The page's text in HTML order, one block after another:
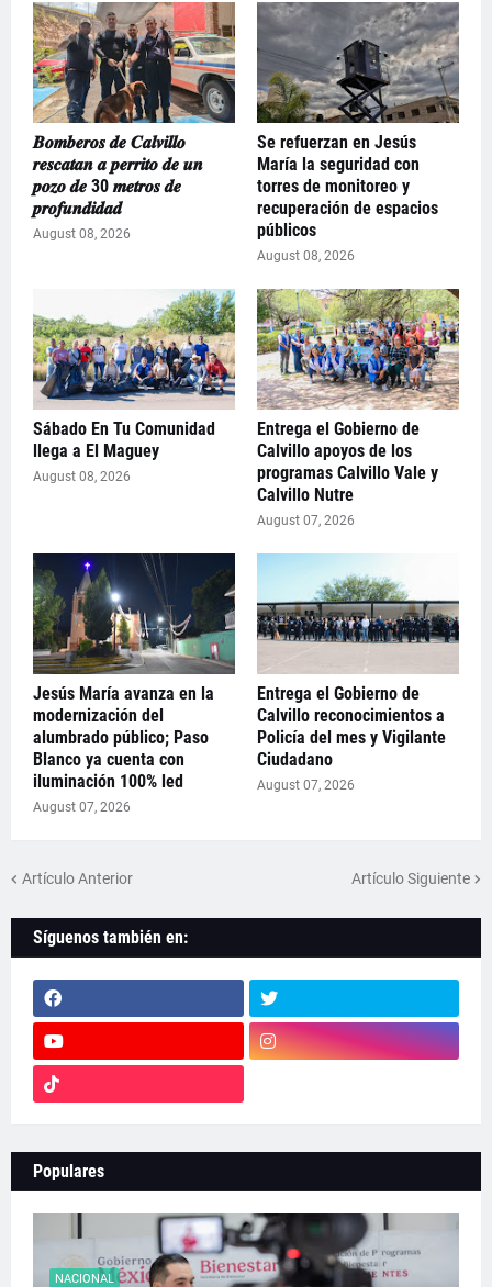
𝑩𝒐𝒎𝒃𝒆𝒓𝒐𝒔 𝒅𝒆 𝑪𝒂𝒍𝒗𝒊𝒍𝒍𝒐
𝒓𝒆𝒔𝒄𝒂𝒕𝒂𝒏 𝒂 𝒑𝒆𝒓𝒓𝒊𝒕𝒐 𝒅𝒆 𝒖𝒏
𝒑𝒐𝒛𝒐 𝒅𝒆 30 𝒎𝒆𝒕𝒓𝒐𝒔 𝒅𝒆
𝒑𝒓𝒐𝒇𝒖𝒏𝒅𝒊𝒅𝒂𝒅
August 08, 2026
Se refuerzan en Jesús
María la seguridad con
torres de monitoreo y
recuperación de espacios
públicos
August 08, 2026
Sábado En Tu Comunidad
llega a El Maguey
August 08, 2026
Entrega el Gobierno de
Calvillo apoyos de los
programas Calvillo Vale y
Calvillo Nutre
August 07, 2026
Jesús María avanza en la
modernización del
alumbrado público; Paso
Blanco ya cuenta con
iluminación 100% led
August 07, 2026
Entrega el Gobierno de
Calvillo reconocimientos a
Policía del mes y Vigilante
Ciudadano
August 07, 2026
Artículo Anterior Artículo Siguiente
Síguenos también en:
Populares
NACIONAL